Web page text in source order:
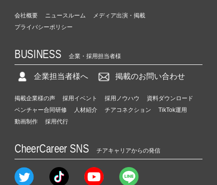
会社概要 ニュースルーム
メディア出演・掲載
プライバシーポリシー
BUSINESS 企業・採用担当者様
企業担当者様へ 掲載のお問い合わせ
掲載企業様の声 採用イベント 採用ノウハウ
資料ダウンロード
ベンチャー合同研修
人材紹介 チアコネクション
TikTok運用
動画制作
採用代行
CheerCareer SNS チアキャリアからの発信